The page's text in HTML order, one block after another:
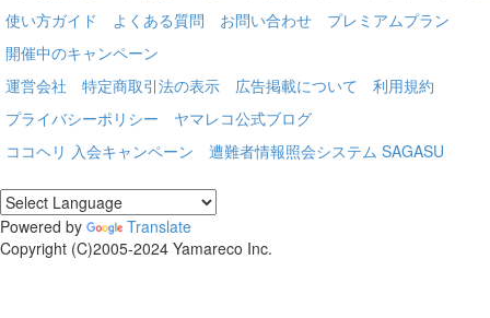
使い方ガイド
よくある質問 お問い合わせ
プレミアムプラン
開催中のキャンペーン
運営会社
特定商取引法の表示 広告掲載について
利用規約
プライバシーポリシー
ヤマレコ公式ブログ
ココヘリ 入会キャンペーン
遭難者情報照会システム SAGASU
Powered by
Translate
Copyright (C)2005-2024 Yamareco Inc.